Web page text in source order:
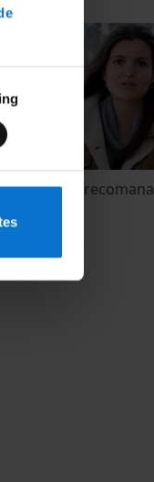
quin llibre
2018